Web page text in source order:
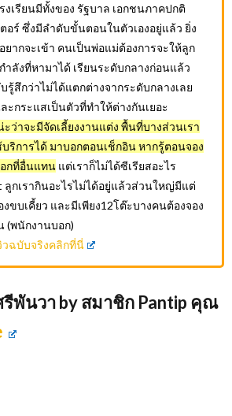
งเรียนมีทั้งของ รัฐบาล เอกชนภาคปกติ
อร์ ซึ่งมีลำดับขั้นตอนในตัวเองอยู่แล้ว ยิ่ง
ากจะเข้า คนเป็นพ่อแม่ต้องการจะให้ลูก
ลังที่หามาได้ เรียนระดับกลางก่อนแล้ว
รู้สึกว่าไม่ได้แตกต่างจากระดับกลางเลย
ะกระแสเป็นตัวที่ทำให้ต่างกันเยอะ
ว่าจะมีจัดเลี้ยงงานแต่ง พื้นที่บางส่วนเรา
ริการได้ มาบอกตอนเช็กอิน หากรู้ตอนจอง
อกที่อื่นแทน แต่เราก็ไม่ได้ซีเรียสอะไร
ลูกเรากินอะไรไม่ได้อยู่แล้วส่วนใหญ่มีแต่
ขบเคี้ยว และมีเพียง12โต๊ะบางคนต้องจอง
(พนักงานบอก)
วฉบับจริงคลิกที่นี่
พันวา by สมาชิก Pantip คุณ